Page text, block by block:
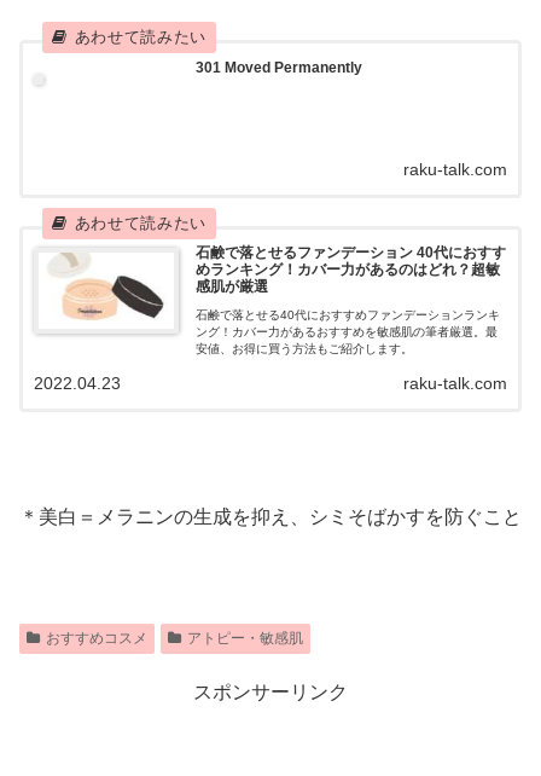
301 Moved Permanently
raku-talk.com
石鹸で落とせるファンデーション 40代におすす
めランキング！カバー力があるのはどれ？超敏
感肌が厳選
石鹸で落とせる40代におすすめファンデーションランキ
ング！カバー力があるおすすめを敏感肌の筆者厳選。最
安値、お得に買う方法もご紹介します。
raku-talk.com
2022.04.23
＊美白＝メラニンの生成を抑え、シミそばかすを防ぐこと
おすすめコスメ アトピー・敏感肌
スポンサーリンク